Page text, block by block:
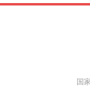
国